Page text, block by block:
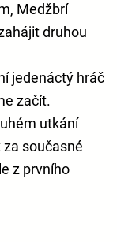
Medžbrí
druhou
jedenáctý hráč
začít.
utkání
současné
z prvního